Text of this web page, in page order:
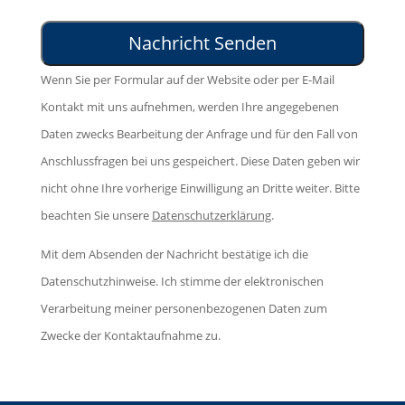
s
e
s
F
e
l
d
l
e
e
r
.
s
d
i
e
s
e
s
e
l
d
l
e
e
l
a
s
s
e
d
i
e
s
e
s
Wenn Sie per Formular auf der Website oder per E-Mail
Kontakt mit uns aufnehmen, werden Ihre angegebenen
Daten zwecks Bearbeitung der Anfrage und für den Fall von
Anschlussfragen bei uns gespeichert. Diese Daten geben wir
nicht ohne Ihre vorherige Einwilligung an Dritte weiter. Bitte
beachten Sie unsere Datenschutzerklärung.
Mit dem Absenden der Nachricht bestätige ich die
Datenschutzhinweise. Ich stimme der elektronischen
Verarbeitung meiner personenbezogenen Daten zum
Zwecke der Kontaktaufnahme zu.